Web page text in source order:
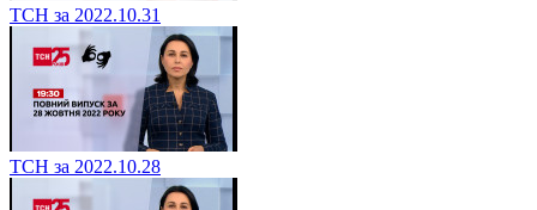
ТСН за 2022.10.31
ТСН за 2022.10.28